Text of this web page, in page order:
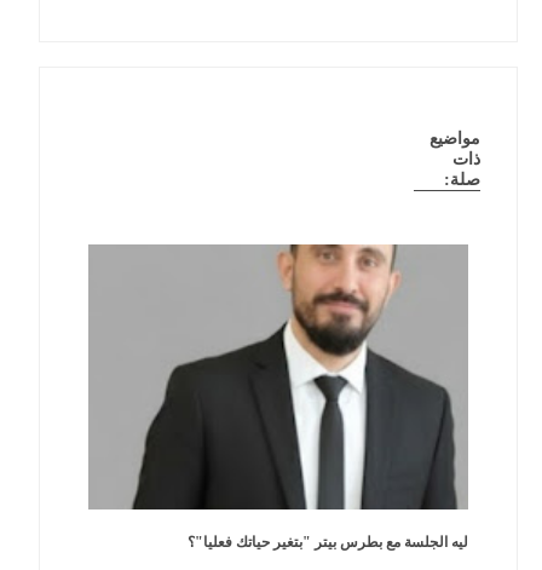
مواضيع
ذات
صلة:
ليه الجلسة مع بطرس بيتر "بتغير حياتك فعليا"؟